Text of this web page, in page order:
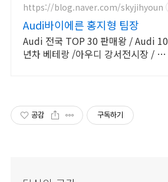
https://blog.naver.com/skyjihyoun
Audi바이에른 홍지형 팀장
Audi 전국 TOP 30 판매왕 / Audi 10
년차 베테랑 /아우디 강서전시장 / 아
공감 구독하기